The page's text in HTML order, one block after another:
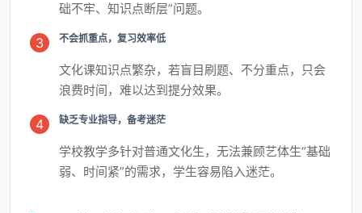
础不牢、知识点断层”问题。
3 不会抓重点，复习效率低
文化课知识点繁杂，若盲目刷题、不分重点，只会
浪费时间，难以达到提分效果。
4 缺乏专业指导，备考迷茫
学校教学多针对普通文化生，无法兼顾艺体生“基础
弱、时间紧”的需求，学生容易陷入迷茫。